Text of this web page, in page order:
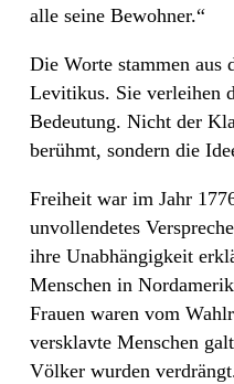
alle seine Bewohner.“
Die Worte stammen aus
Levitikus. Sie verleihen
Bedeutung. Nicht der
berühmt, sondern die
Freiheit war im Jahr
unvollendetes
ihre Unabhängigkeit
Menschen in
Frauen waren vom
versklavte Menschen
Völker wurden